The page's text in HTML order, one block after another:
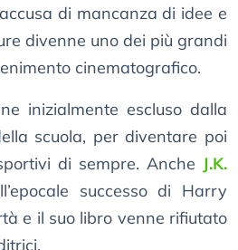
di mancanza di idee e
divenne uno dei più grandi
cinematografico.
inizialmente escluso dalla
scuola, per diventare poi
di sempre. Anche J.K.
successo di Harry
e il suo libro venne rifiutato